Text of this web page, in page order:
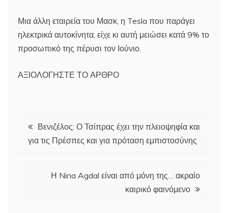
Μια άλλη εταιρεία του Μασκ, η Tesla που παράγει
ηλεκτρικά αυτοκίνητα, είχε κι αυτή μειώσει κατά 9% το
προσωπικό της πέρυσι τον Ιούνιο.
ΑΞΙΟΛΟΓΗΣΤΕ ΤΟ ΑΡΘΡΟ
Πλοήγηση
άρθρων
Βενιζέλος: Ο Τσίπρας έχει την πλειοψηφία και
για τις Πρέσπες και για πρόταση εμπιστοσύνης
Η Nina Agdal είναι από μόνη της… ακραίο
καιρικό φαινόμενο